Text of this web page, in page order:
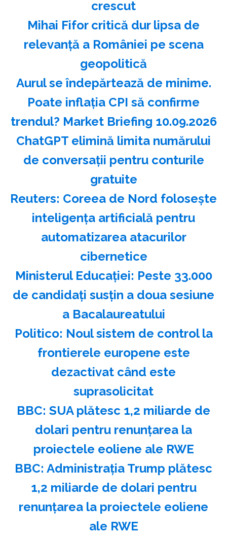
crescut
Mihai Fifor critică dur lipsa de
relevanţă a României pe scena
geopolitică
Aurul se îndepărtează de minime.
Poate inflația CPI să confirme
trendul? Market Briefing 10.09.2026
ChatGPT elimină limita numărului
de conversaţii pentru conturile
gratuite
Reuters: Coreea de Nord foloseşte
inteligenţa artificială pentru
automatizarea atacurilor
cibernetice
Ministerul Educaţiei: Peste 33.000
de candidaţi susţin a doua sesiune
a Bacalaureatului
Politico: Noul sistem de control la
frontierele europene este
dezactivat când este
suprasolicitat
BBC: SUA plătesc 1,2 miliarde de
dolari pentru renunţarea la
proiectele eoliene ale RWE
BBC: Administraţia Trump plătesc
1,2 miliarde de dolari pentru
renunţarea la proiectele eoliene
ale RWE